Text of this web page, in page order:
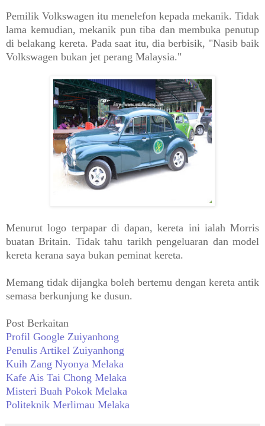
Pemilik Volkswagen itu menelefon kepada mekanik. Tidak
lama kemudian, mekanik pun tiba dan membuka penutup
di belakang kereta. Pada saat itu, dia berbisik, "Nasib baik
Volkswagen bukan jet perang Malaysia."
Menurut logo terpapar di dapan, kereta ini ialah Morris
buatan Britain. Tidak tahu tarikh pengeluaran dan model
kereta kerana saya bukan peminat kereta.
Memang tidak dijangka boleh bertemu dengan kereta antik
semasa berkunjung ke dusun.
Post Berkaitan
Profil Google Zuiyanhong
Penulis Artikel Zuiyanhong
Kuih Zang Nyonya Melaka
Kafe Ais Tai Chong Melaka
Misteri Buah Pokok Melaka
Politeknik Merlimau Melaka